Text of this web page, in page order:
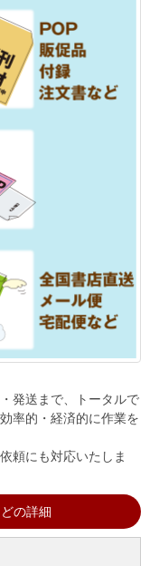
発送まで、トータルで
率的・経済的に作業を
頼にも対応いたしま
の詳細